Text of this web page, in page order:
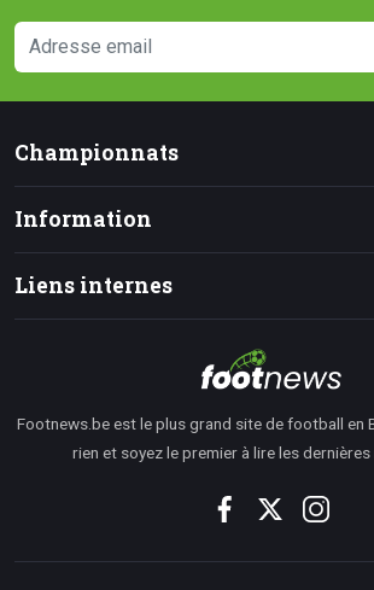
Championnats
Information
Liens internes
Footnews.be est le plus grand site de football en
rien et soyez le premier à lire les dernières